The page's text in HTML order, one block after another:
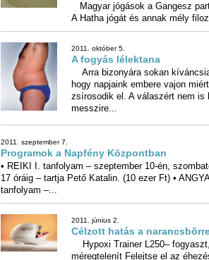
Magyar jógások a Gangesz
A Hatha jógát és annak mély
2011. október 5.
A fogyás lélektana
Arra bizonyára sokan
hogy napjaink embere vajon
zsírosodik el. A válaszért nem is
messzire...
2011. szeptember 7.
Programok a Napfény Központban
• REIKI I. tanfolyam – szeptember 10-én,
17 óráig – tartja Pető Katalin. (10 ezer Ft) •
tanfolyam –...
2011. június 2.
Célzott hatás a
Hypoxi Trainer L250–
méregtelenít Felejtse el az éhezést